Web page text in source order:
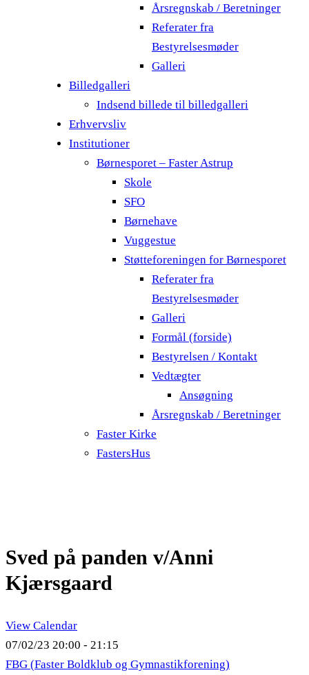
Årsregnskab / Beretninger
Referater fra
Bestyrelsesmøder
Galleri
Billedgalleri
Indsend billede til billedgalleri
Erhvervsliv
Institutioner
Børnesporet – Faster Astrup
Skole
SFO
Børnehave
Vuggestue
Støtteforeningen for Børnesporet
Referater fra
Bestyrelsesmøder
Galleri
Formål (forside)
Bestyrelsen / Kontakt
Vedtægter
Ansøgning
Årsregnskab / Beretninger
Faster Kirke
FastersHus
Sved på panden v/Anni
Kjærsgaard
View Calendar
07/02/23 20:00 - 21:15
FBG (Faster Boldklub og Gymnastikforening)